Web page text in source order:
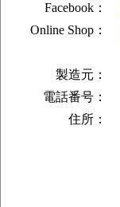
Facebook：
Online Shop：
製造元：
電話番号：
住所：